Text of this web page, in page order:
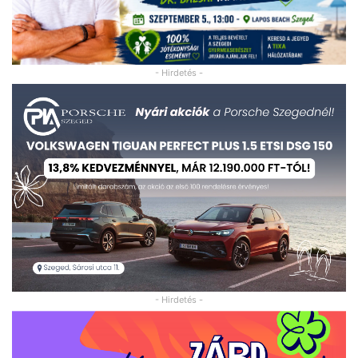
- Hirdetés -
- Hirdetés -